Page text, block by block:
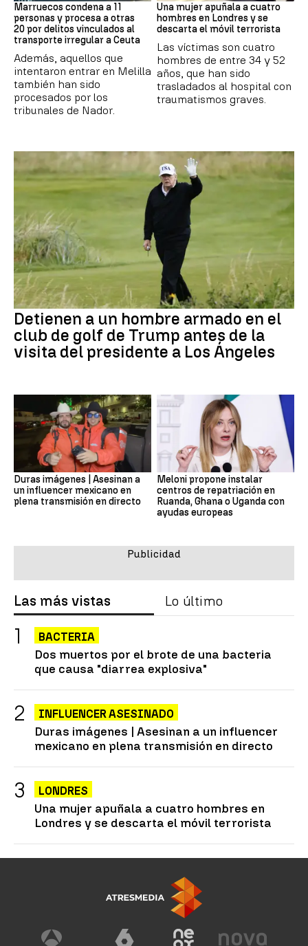
Marruecos condena a 11
personas y procesa a otras
20 por delitos vinculados al
transporte irregular a Ceuta
Además, aquellos que
intentaron entrar en Melilla
también han sido
procesados por los
tribunales de Nador.
Una mujer apuñala a cuatro
hombres en Londres y se
descarta el móvil terrorista
Las víctimas son cuatro
hombres de entre 34 y 52
años, que han sido
trasladados al hospital con
traumatismos graves.
Detienen a un hombre armado en el
club de golf de Trump antes de la
visita del presidente a Los Ángeles
Duras imágenes | Asesinan a
un influencer mexicano en
plena transmisión en directo
Meloni propone instalar
centros de repatriación en
Ruanda, Ghana o Uganda con
ayudas europeas
Las más vistas Lo último
BACTERIA
Dos muertos por el brote de una bacteria
que causa "diarrea explosiva"
INFLUENCER ASESINADO
Duras imágenes | Asesinan a un influencer
mexicano en plena transmisión en directo
LONDRES
Una mujer apuñala a cuatro hombres en
Londres y se descarta el móvil terrorista